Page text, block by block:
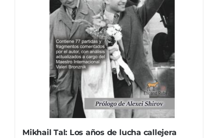
Mikhail Tal: Los años de lucha callejera